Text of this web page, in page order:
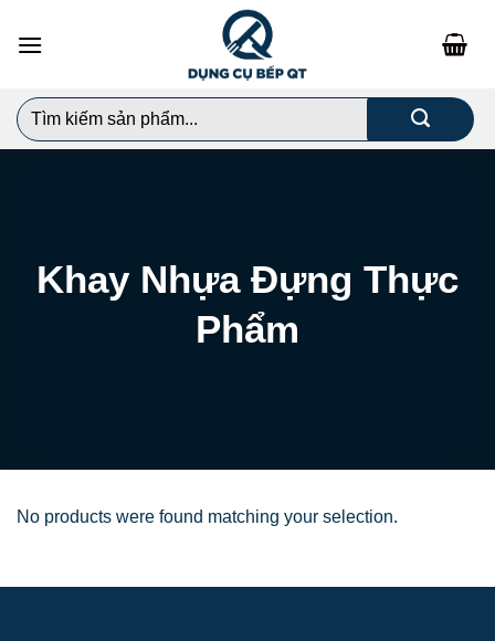
đến
dung
Search
for:
Khay Nhựa Đựng Thực
Phẩm
No products were found matching your selection.